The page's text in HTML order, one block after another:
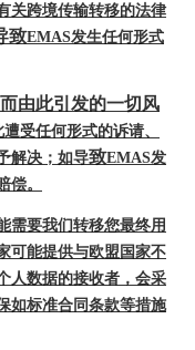
关跨境传输转移的法律
致EMAS发生任何形式
由此引发的一切风
受任何形式的诉请、
解决；如导致EMAS发
偿。
需要我们转移您最终用
可能提供与欧盟国家不
人数据的接收者，会采
如标准合同条款等措施